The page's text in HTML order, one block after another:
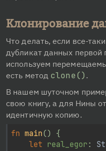
Клонирование
Что делать, если все-
дубликат данных
используем
есть метод clone().
В нашем шуточном
свою книгу, а для Нины
идентичную копию.
fn main() {
let real_egor :